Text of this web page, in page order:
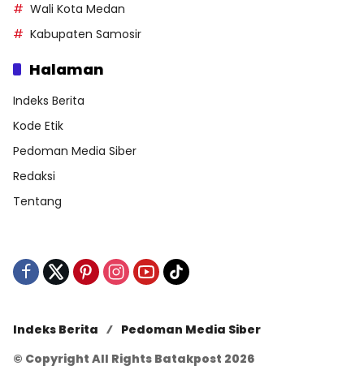
Wali Kota Medan
Kabupaten Samosir
Halaman
Indeks Berita
Kode Etik
Pedoman Media Siber
Redaksi
Tentang
Indeks Berita
Pedoman Media Siber
© Copyright All Rights Batakpost 2026